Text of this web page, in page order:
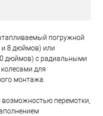
погружной
и 8 дюймов) или
дюймов) с радиальными
для
монтажа.
возможностью перемотки,